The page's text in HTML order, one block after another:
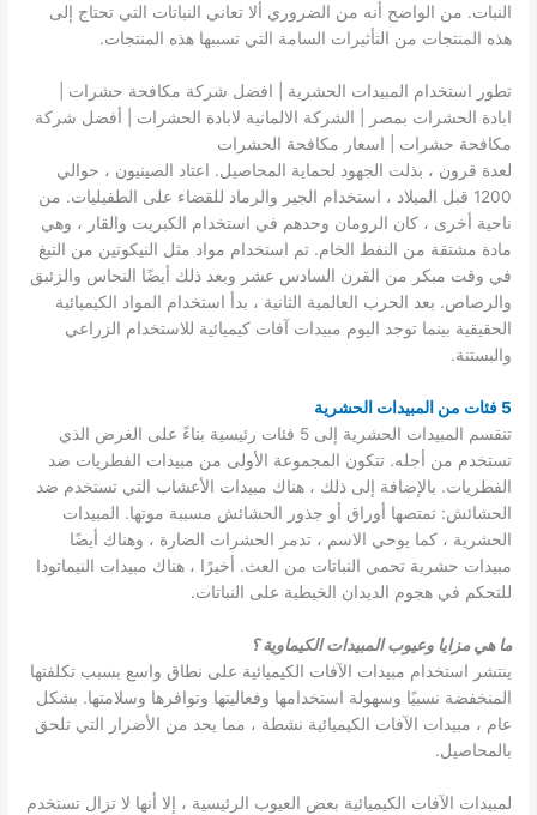
النبات. من الواضح أنه من الضروري ألا تعاني النباتات التي تحتاج إلى
هذه المنتجات من التأثيرات السامة التي تسببها هذه المنتجات.
تطور استخدام المبيدات الحشرية | افضل شركة مكافحة حشرات |
ابادة الحشرات بمصر | الشركة الالمانية لابادة الحشرات | أفضل شركة
مكافحة حشرات | اسعار مكافحة الحشرات
لعدة قرون ، بذلت الجهود لحماية المحاصيل. اعتاد الصينيون ، حوالي
1200 قبل الميلاد ، استخدام الجير والرماد للقضاء على الطفيليات. من
ناحية أخرى ، كان الرومان وحدهم في استخدام الكبريت والقار ، وهي
مادة مشتقة من النفط الخام. تم استخدام مواد مثل النيكوتين من التبغ
في وقت مبكر من القرن السادس عشر وبعد ذلك أيضًا النحاس والزئبق
والرصاص. بعد الحرب العالمية الثانية ، بدأ استخدام المواد الكيميائية
الحقيقية بينما توجد اليوم مبيدات آفات كيميائية للاستخدام الزراعي
والبستنة.
5 فئات من المبيدات الحشرية
تنقسم المبيدات الحشرية إلى 5 فئات رئيسية بناءً على الغرض الذي
تستخدم من أجله. تتكون المجموعة الأولى من مبيدات الفطريات ضد
الفطريات. بالإضافة إلى ذلك ، هناك مبيدات الأعشاب التي تستخدم ضد
الحشائش: تمتصها أوراق أو جذور الحشائش مسببة موتها. المبيدات
الحشرية ، كما يوحي الاسم ، تدمر الحشرات الضارة ، وهناك أيضًا
مبيدات حشرية تحمي النباتات من العث. أخيرًا ، هناك مبيدات النيماتودا
للتحكم في هجوم الديدان الخيطية على النباتات.
ما هي مزايا وعيوب المبيدات الكيماوية ؟
ينتشر استخدام مبيدات الآفات الكيميائية على نطاق واسع بسبب تكلفتها
المنخفضة نسبيًا وسهولة استخدامها وفعاليتها وتوافرها وسلامتها. بشكل
عام ، مبيدات الآفات الكيميائية نشطة ، مما يحد من الأضرار التي تلحق
بالمحاصيل.
لمبيدات الآفات الكيميائية بعض العيوب الرئيسية ، إلا أنها لا تزال تستخدم